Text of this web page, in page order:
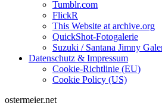
Tumblr.com
FlickR
This Website at archive.org
QuickShot-Fotogalerie
Suzuki / Santana Jimny
Datenschutz & Impressum
Cookie-Richtlinie (EU)
Cookie Policy (US)
ostermeier.net